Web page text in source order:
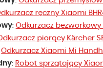
ręczny Xiaomi
: Odkurzacz bezworkowy
piorący Kärcher SE
Odkurzacz Xiaomi Mi
: Robot sprzątający